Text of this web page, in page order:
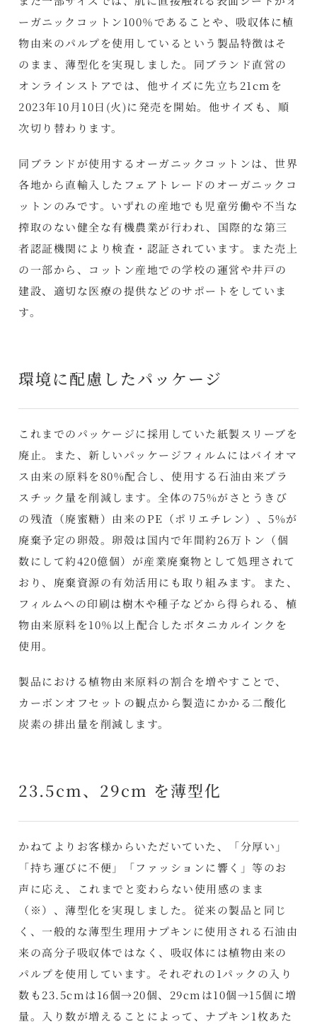
ーガニックコットン100％であることや、吸収体に植
物由来のパルプを使用しているという製品特徴はそ
のまま、薄型化を実現しました。同ブランド直営の
オンラインストアでは、他サイズに先立ち21cmを
2023年10月10日(火)に発売を開始。他サイズも、順
次切り替わります。
同ブランドが使用するオーガニックコットンは、世界
各地から直輸入したフェアトレードのオーガニックコ
ットンのみです。いずれの産地でも児童労働や不当な
搾取のない健全な有機農業が行われ、国際的な第三
者認証機関により検査・認証されています。また売上
の一部から、コットン産地での学校の運営や井戸の
建設、適切な医療の提供などのサポートをしていま
す。
環境に配慮したパッケージ
これまでのパッケージに採用していた紙製スリーブを
廃止。また、新しいパッケージフィルムにはバイオマ
ス由来の原料を80%配合し、使用する石油由来プラ
スチック量を削減します。全体の75%がさとうきび
の残渣（廃蜜糖）由来のPE（ポリエチレン）、5%が
廃棄予定の卵殻。卵殻は国内で年間約26万トン（個
数にして約420億個）が産業廃棄物として処理されて
おり、廃棄資源の有効活用にも取り組みます。また、
フィルムへの印刷は樹木や種子などから得られる、植
物由来原料を10％以上配合したボタニカルインクを
使用。
製品における植物由来原料の割合を増やすことで、
カーボンオフセットの観点から製造にかかる二酸化
炭素の排出量を削減します。
23.5cm、29cm を薄型化
かねてよりお客様からいただいていた、「分厚い」
「持ち運びに不便」「ファッションに響く」等のお
声に応え、これまでと変わらない使用感のまま
（※）、薄型化を実現しました。従来の製品と同じ
く、一般的な薄型生理用ナプキンに使用される石油由
来の高分子吸収体ではなく、吸収体には植物由来の
パルプを使用しています。それぞれの1パックの入り
数も23.5cmは16個→20個、29cmは10個→15個に増
量。入り数が増えることによって、ナプキン1枚あた